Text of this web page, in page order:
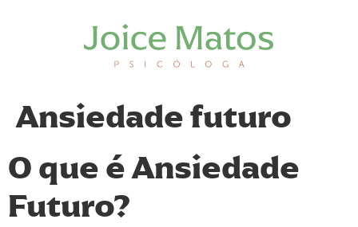
Ansiedade futuro
O que é Ansiedade
Futuro?